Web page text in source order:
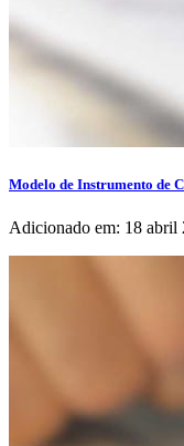
Modelo de Instrumento de
Adicionado em: 18 abril